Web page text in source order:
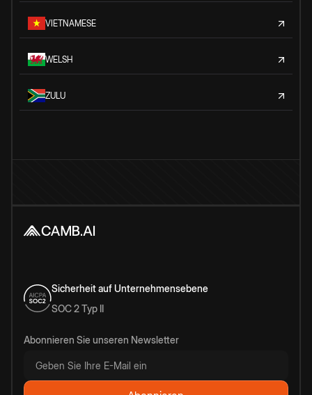
VIETNAMESE
WELSH
ZULU
Sicherheit auf Unternehmensebene
SOC 2 Typ II
Abonnieren Sie unseren Newsletter